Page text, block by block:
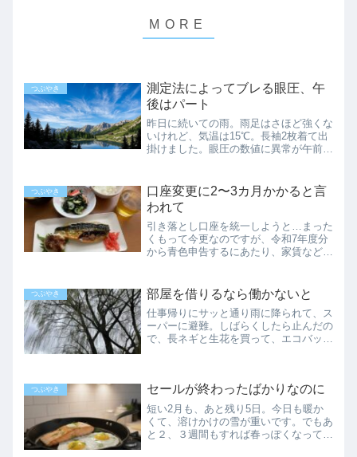
つぶやき
測定法によってブレる眼圧、午
後はパート
昨日に続いての雨。雨足はさほど強くな
いけれど、気温は15℃。長袖2枚着て出
掛けました。眼圧の数値に異常が午前中
と、なぜか両目とも僅かに視力が上昇。
特に左が0.0...
つぶやき
口座変更に2〜3カ月かかると言
われて
引き落とし口座を統一しようと…まった
くもって今更なのですが、令和7年度分
から青色申告するにあたり、家賃などを
めて扱う業者さんに電話したところ…
「口座変更の書類を書いて受...
つぶやき 部屋を借りるなら働かないと
仕事帰りにサッと通り雨に降られて、ス
ーパーに避難。しばらくしたら止んだの
で、長ネギと生花を買って、エコバッグ
住んでいる場所からそれほ...
つぶやき セールが終わったばかりなのに
短い2月も、あと残り5日。今日も暖か
くて、溶けかけの雪が重いです。でもあ
と２、３週間もすれば春っぽくなってく